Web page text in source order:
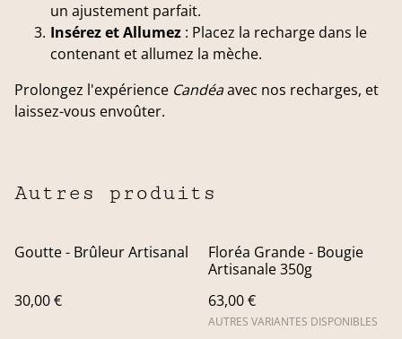
un ajustement parfait.
Insérez et Allumez : Placez la recharge dans le
contenant et allumez la mèche.
Prolongez l'expérience Candéaavec nos recharges, et
laissez-vous envoûter.
Autres produits
Goutte - Brûleur Artisanal
30,00 €
Floréa Grande - Bougie
Artisanale 350g
63,00 €
AUTRES VARIANTES DISPONIBLES